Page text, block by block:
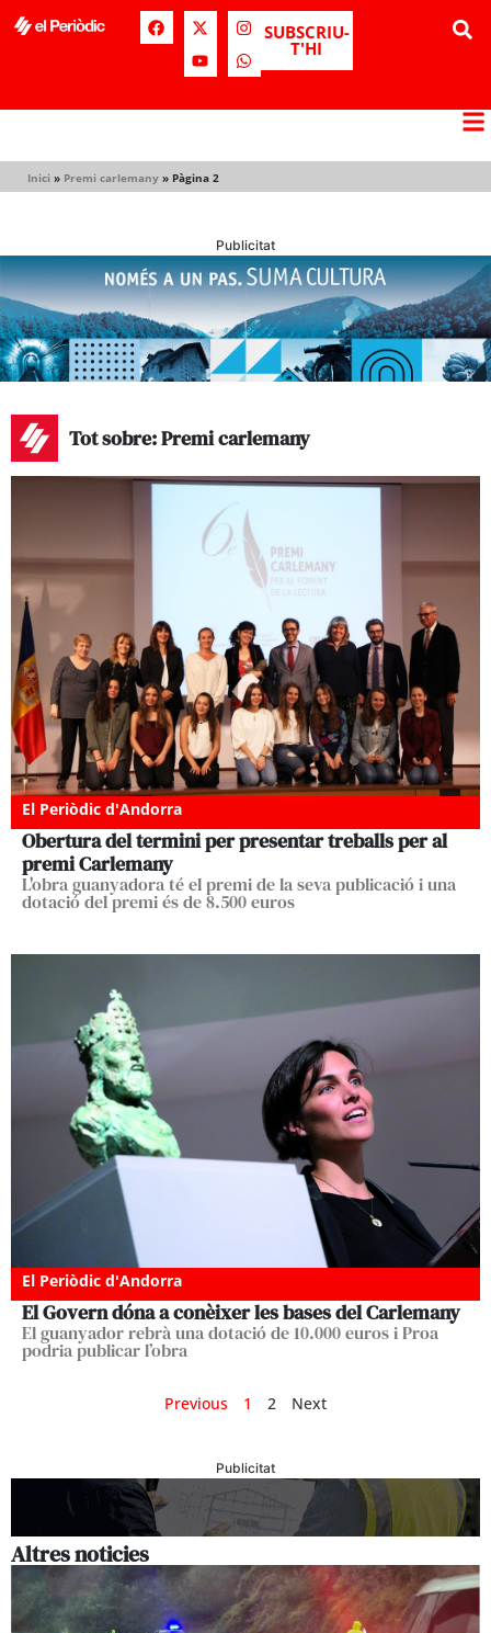
SUBSCRIU-
T'HI
Inici » Premi carlemany » Pàgina 2
Publicitat
Tot sobre: Premi carlemany
El Periòdic d'Andorra
Obertura del termini per presentar treballs per al
premi Carlemany
L'obra guanyadora té el premi de la seva publicació i una
dotació del premi és de 8.500 euros
El Periòdic d'Andorra
El Govern dóna a conèixer les bases del Carlemany
El guanyador rebrà una dotació de 10.000 euros i Proa
podria publicar l’obra
Previous 1 2 Next
Publicitat
Altres noticies